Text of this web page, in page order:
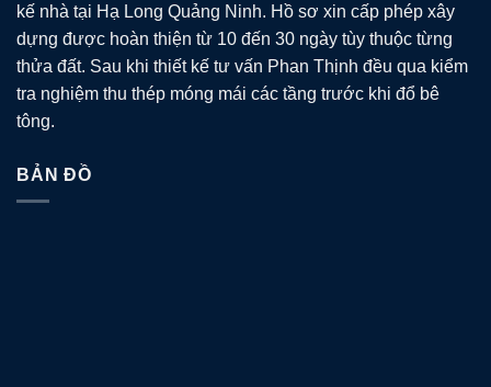
kế nhà tại Hạ Long Quảng Ninh. Hồ sơ xin cấp phép xây
dựng được hoàn thiện từ 10 đến 30 ngày tùy thuộc từng
thửa đất. Sau khi thiết kế tư vấn Phan Thịnh đều qua kiểm
tra nghiệm thu thép móng mái các tầng trước khi đổ bê
tông.
BẢN ĐỒ